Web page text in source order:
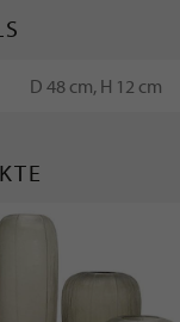
D 48 cm, H 12 cm